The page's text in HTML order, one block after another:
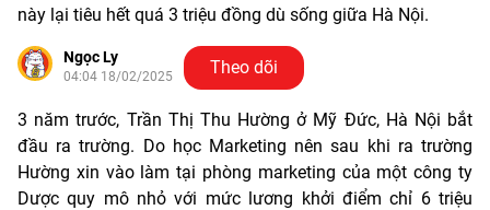
này lại tiêu hết quá 3 triệu đồng dù sống giữa Hà Nội.
Ngọc Ly
04:04 18/02/2025 Theo dõi
3 năm trước, Trần Thị Thu Hường ở Mỹ Đức, Hà Nội bắt
đầu ra trường. Do học Marketing nên sau khi ra trường
Hường xin vào làm tại phòng marketing của một công ty
Dược quy mô nhỏ với mức lương khởi điểm chỉ 6 triệu